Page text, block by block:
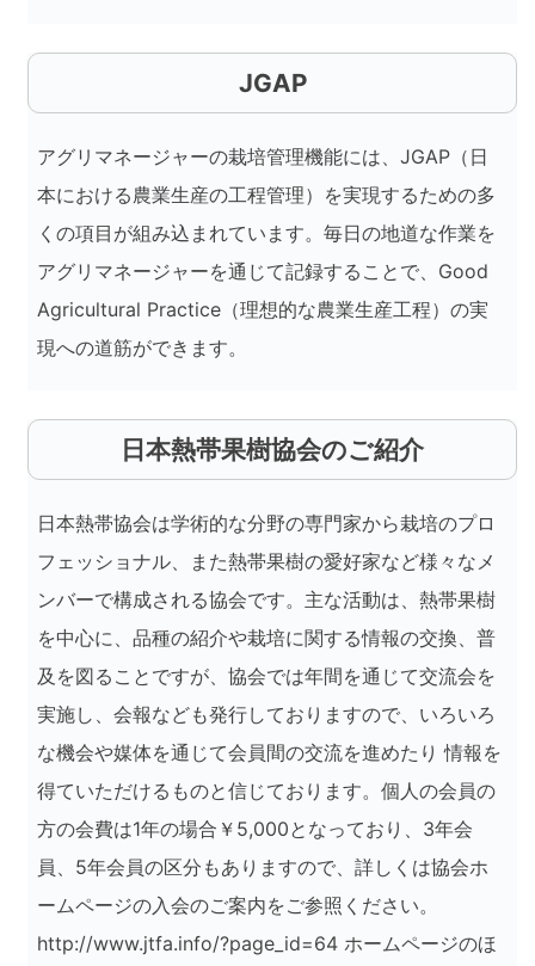
JGAP
アグリマネージャーの栽培管理機能には、JGAP（日
本における農業生産の工程管理）を実現するための多
くの項目が組み込まれています。毎日の地道な作業を
アグリマネージャーを通じて記録することで、Good
Agricultural Practice（理想的な農業生産工程）の実
現への道筋ができます。
日本熱帯果樹協会のご紹介
日本熱帯協会は学術的な分野の専門家から栽培のプロ
フェッショナル、また熱帯果樹の愛好家など様々なメ
ンバーで構成される協会です。主な活動は、熱帯果樹
を中心に、品種の紹介や栽培に関する情報の交換、普
及を図ることですが、協会では年間を通じて交流会を
実施し、会報なども発行しておりますので、いろいろ
な機会や媒体を通じて会員間の交流を進めたり 情報を
得ていただけるものと信じております。個人の会員の
方の会費は1年の場合￥5,000となっており、3年会
員、5年会員の区分もありますので、詳しくは協会ホ
ームページの入会のご案内をご参照ください。
http://www.jtfa.info/?page_id=64 ホームページのほ